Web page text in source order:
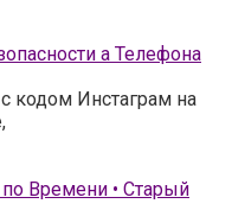
а Телефона
кодом Инстаграм на
Времени • Старый